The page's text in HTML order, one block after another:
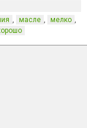
, масле , мелко ,